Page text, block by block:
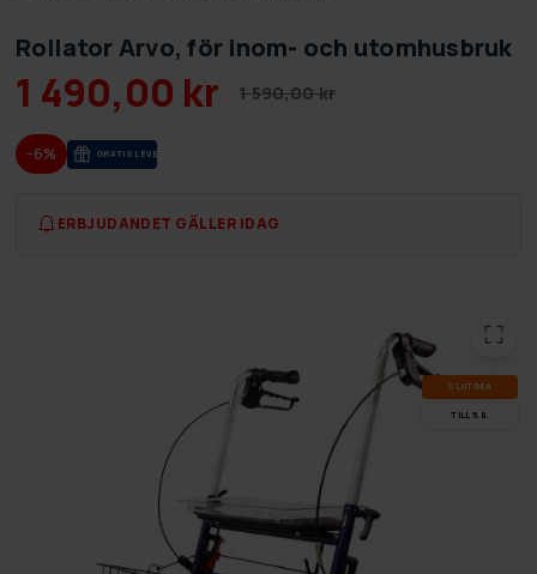
Rollator Arvo, för inom- och utomhusbruk
1 490,00 kr 1 590,00 kr
-6% GRA­TIS LE­VE­RANS
ERBJUDANDET GÄLLER IDAG
SLUT­REA
TILL 9.8.